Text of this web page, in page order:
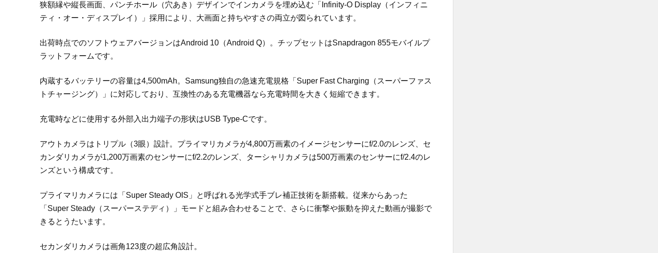
狭額縁や縦長画面、パンチホール（穴あき）デザインでインカメラを埋め込む「Infinity-O Display（インフィニ
ティ・オー・ディスプレイ）」採用により、大画面と持ちやすさの両立が図られています。
出荷時点でのソフトウェアバージョンはAndroid 10（Android Q）。チップセットはSnapdragon 855モバイルプ
ラットフォームです。
内蔵するバッテリーの容量は4,500mAh。Samsung独自の急速充電規格「Super Fast Charging（スーパーファス
トチャージング）」に対応しており、互換性のある充電機器なら充電時間を大きく短縮できます。
充電時などに使用する外部入出力端子の形状はUSB Type-Cです。
アウトカメラはトリプル（3眼）設計。プライマリカメラが4,800万画素のイメージセンサーにf/2.0のレンズ、セ
カンダリカメラが1,200万画素のセンサーにf/2.2のレンズ、ターシャリカメラは500万画素のセンサーにf/2.4のレ
ンズという構成です。
プライマリカメラには「Super Steady OIS」と呼ばれる光学式手ブレ補正技術を新搭載。従来からあった
「Super Steady（スーパーステディ）」モードと組み合わせることで、さらに衝撃や振動を抑えた動画が撮影で
きるとうたいます。
セカンダリカメラは画角123度の超広角設計。